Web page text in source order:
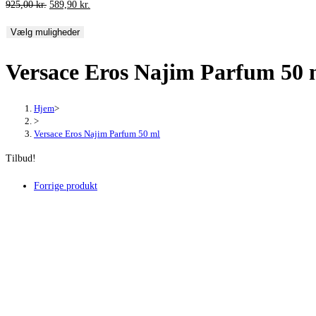
925,00kr. Den
pris
925,00 kr..
589,90 kr.
589,90 kr..
Vælg muligheder
Versace Eros Najim Parfum 50
Hjem>
>
Versace Eros Najim Parfum 50 ml
Tilbud!
Forrige produkt